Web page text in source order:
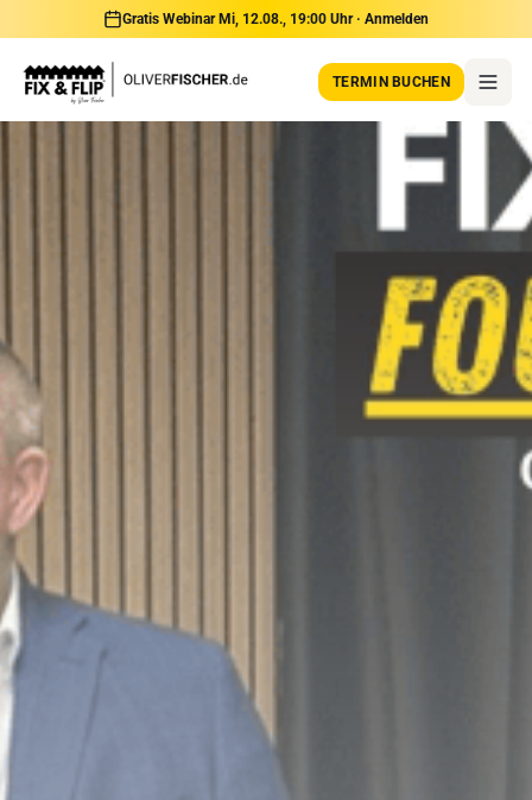
Gratis Webinar Mi, 12.08., 19:00 Uhr · Anmelden
TERMIN BUCHEN